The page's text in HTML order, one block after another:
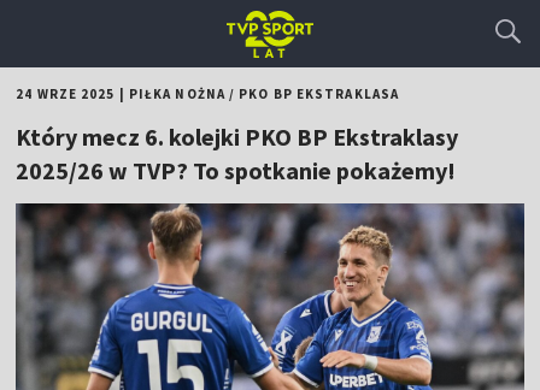
24 WRZE 2025 PIŁKA NOŻNA/ PKO BP EKSTRAKLASA
Który mecz 6. kolejki PKO BP Ekstraklasy
2025/26 w TVP? To spotkanie pokażemy!